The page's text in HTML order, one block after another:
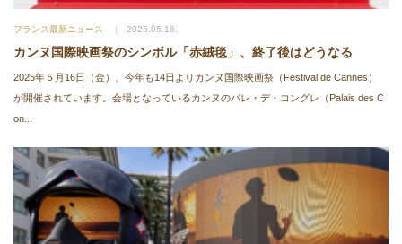
フランス最新ニュース 2025.05.16.
カンヌ国際映画祭のシンボル「赤絨毯」、終了後はどうなる
2025年５月16日（金）、今年も14日よりカンヌ国際映画祭（Festival de Cannes）
が開催されています。会場となっているカンヌのパレ・デ・コングレ（Palais des C
on...